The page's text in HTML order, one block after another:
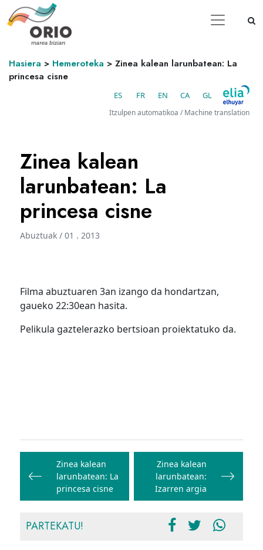
Hasiera > Hemeroteka > Zinea kalean larunbatean: La
princesa cisne
ES FR EN CA GL
Itzulpen automatikoa / Machine translation
Zinea kalean
larunbatean: La
princesa cisne
Abuztuak / 01 . 2013
Filma abuztuaren 3an izango da hondartzan,
gaueko 22:30ean hasita.
Pelikula gaztelerazko bertsioan proiektatuko da.
Bidalketetan
zehar
nabigatu
Zinea kalean
larunbatean: La
princesa cisne
Zinea kalean
larunbatean:
Izarren argia
PARTEKATU!